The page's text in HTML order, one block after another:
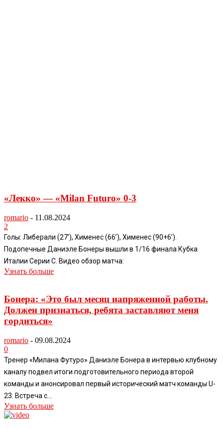
«Лекко» — «Milan Futuro» 0-3
romario - 11.08.2024
2
Голы: Либерали (27’), Хименес (66’), Хименес (90+6’).
Подопечные Даниэле Бонеры вышли в 1/16 финала Кубка
Италии Серии С. Видео обзор матча:
Узнать больше
Бонера: «Это был месяц напряженной работы.
Должен признаться, ребята заставляют меня
гордиться»
romario - 09.08.2024
0
Тренер «Милана Футуро» Даниэле Бонера в интервью клубному
каналу подвел итоги подготовительного периода второй
команды и анонсировал первый исторический матч команды U-
23. Встреча с...
Узнать больше